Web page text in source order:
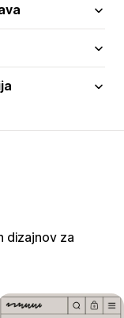
dizajnov za